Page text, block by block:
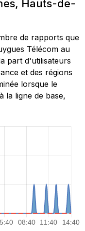
Hauts-de-
de rapports que
Télécom au
part d'utilisateurs
et des régions
lorsque le
la ligne de base,